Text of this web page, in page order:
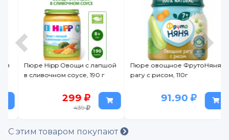
Пюре Hipp Овощи с лапшой
в сливочном соусе, 190 г
299
439
Пюре овощное ФрутоНяня
рагу с рисом, 110г
91.90
С этим товаром покупают